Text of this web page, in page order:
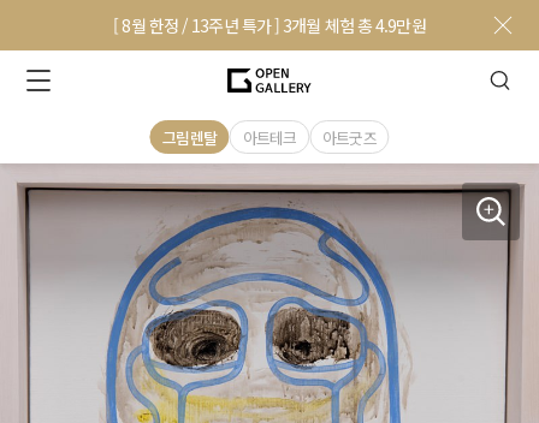
[ 8월 한정 / 13주년 특가 ] 3개월 체험 총 4.9만원
그림렌탈 아트테크 아트굿즈